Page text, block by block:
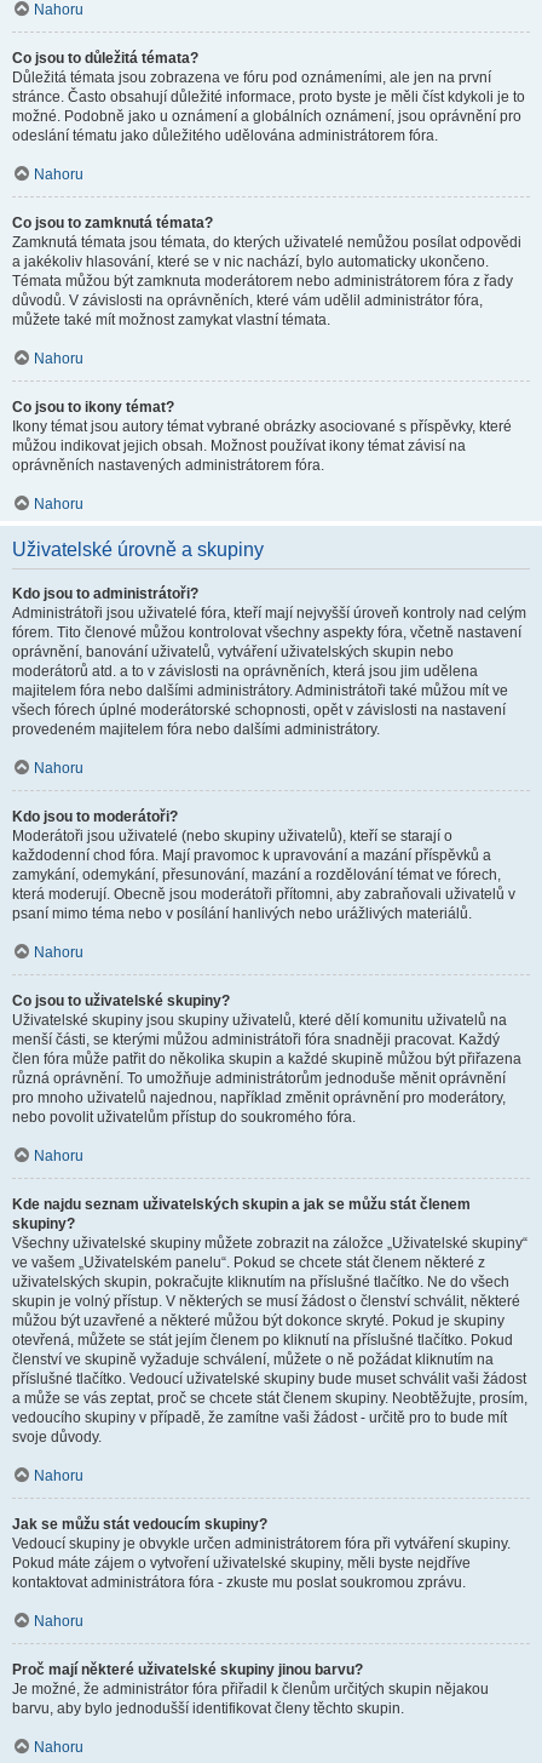
Nahoru
Co jsou to důležitá témata?
Důležitá témata jsou zobrazena ve fóru pod oznámeními, ale jen na první
stránce. Často obsahují důležité informace, proto byste je měli číst kdykoli je to
možné. Podobně jako u oznámení a globálních oznámení, jsou oprávnění pro
odeslání tématu jako důležitého udělována administrátorem fóra.
Nahoru
Co jsou to zamknutá témata?
Zamknutá témata jsou témata, do kterých uživatelé nemůžou posílat odpovědi
a jakékoliv hlasování, které se v nic nachází, bylo automaticky ukončeno.
Témata můžou být zamknuta moderátorem nebo administrátorem fóra z řady
důvodů. V závislosti na oprávněních, které vám udělil administrátor fóra,
můžete také mít možnost zamykat vlastní témata.
Nahoru
Co jsou to ikony témat?
Ikony témat jsou autory témat vybrané obrázky asociované s příspěvky, které
můžou indikovat jejich obsah. Možnost používat ikony témat závisí na
oprávněních nastavených administrátorem fóra.
Nahoru
Uživatelské úrovně a skupiny
Kdo jsou to administrátoři?
Administrátoři jsou uživatelé fóra, kteří mají nejvyšší úroveň kontroly nad celým
fórem. Tito členové můžou kontrolovat všechny aspekty fóra, včetně nastavení
oprávnění, banování uživatelů, vytváření uživatelských skupin nebo
moderátorů atd. a to v závislosti na oprávněních, která jsou jim udělena
majitelem fóra nebo dalšími administrátory. Administrátoři také můžou mít ve
všech fórech úplné moderátorské schopnosti, opět v závislosti na nastavení
provedeném majitelem fóra nebo dalšími administrátory.
Nahoru
Kdo jsou to moderátoři?
Moderátoři jsou uživatelé (nebo skupiny uživatelů), kteří se starají o
každodenní chod fóra. Mají pravomoc k upravování a mazání příspěvků a
zamykání, odemykání, přesunování, mazání a rozdělování témat ve fórech,
která moderují. Obecně jsou moderátoři přítomni, aby zabraňovali uživatelů v
psaní mimo téma nebo v posílání hanlivých nebo urážlivých materiálů.
Nahoru
Co jsou to uživatelské skupiny?
Uživatelské skupiny jsou skupiny uživatelů, které dělí komunitu uživatelů na
menší části, se kterými můžou administrátoři fóra snadněji pracovat. Každý
člen fóra může patřit do několika skupin a každé skupině můžou být přiřazena
různá oprávnění. To umožňuje administrátorům jednoduše měnit oprávnění
pro mnoho uživatelů najednou, například změnit oprávnění pro moderátory,
nebo povolit uživatelům přístup do soukromého fóra.
Nahoru
Kde najdu seznam uživatelských skupin a jak se můžu stát členem
skupiny?
Všechny uživatelské skupiny můžete zobrazit na záložce „Uživatelské skupiny“
ve vašem „Uživatelském panelu“. Pokud se chcete stát členem některé z
uživatelských skupin, pokračujte kliknutím na příslušné tlačítko. Ne do všech
skupin je volný přístup. V některých se musí žádost o členství schválit, některé
můžou být uzavřené a některé můžou být dokonce skryté. Pokud je skupiny
otevřená, můžete se stát jejím členem po kliknutí na příslušné tlačítko. Pokud
členství ve skupině vyžaduje schválení, můžete o ně požádat kliknutím na
příslušné tlačítko. Vedoucí uživatelské skupiny bude muset schválit vaši žádost
a může se vás zeptat, proč se chcete stát členem skupiny. Neobtěžujte, prosím,
vedoucího skupiny v případě, že zamítne vaši žádost - určitě pro to bude mít
svoje důvody.
Nahoru
Jak se můžu stát vedoucím skupiny?
Vedoucí skupiny je obvykle určen administrátorem fóra při vytváření skupiny.
Pokud máte zájem o vytvoření uživatelské skupiny, měli byste nejdříve
kontaktovat administrátora fóra - zkuste mu poslat soukromou zprávu.
Nahoru
Proč mají některé uživatelské skupiny jinou barvu?
Je možné, že administrátor fóra přiřadil k členům určitých skupin nějakou
barvu, aby bylo jednodušší identifikovat členy těchto skupin.
Nahoru